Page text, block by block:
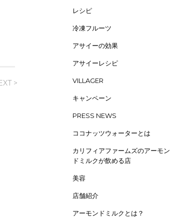
>
レシピ
冷凍フルーツ
アサイーの効果
アサイーレシピ
VILLAGER
キャンペーン
PRESS NEWS
ココナッツウォーターとは
カリフィアファームズのアーモン
ドミルクが飲める店
美容
店舗紹介
アーモンドミルクとは？